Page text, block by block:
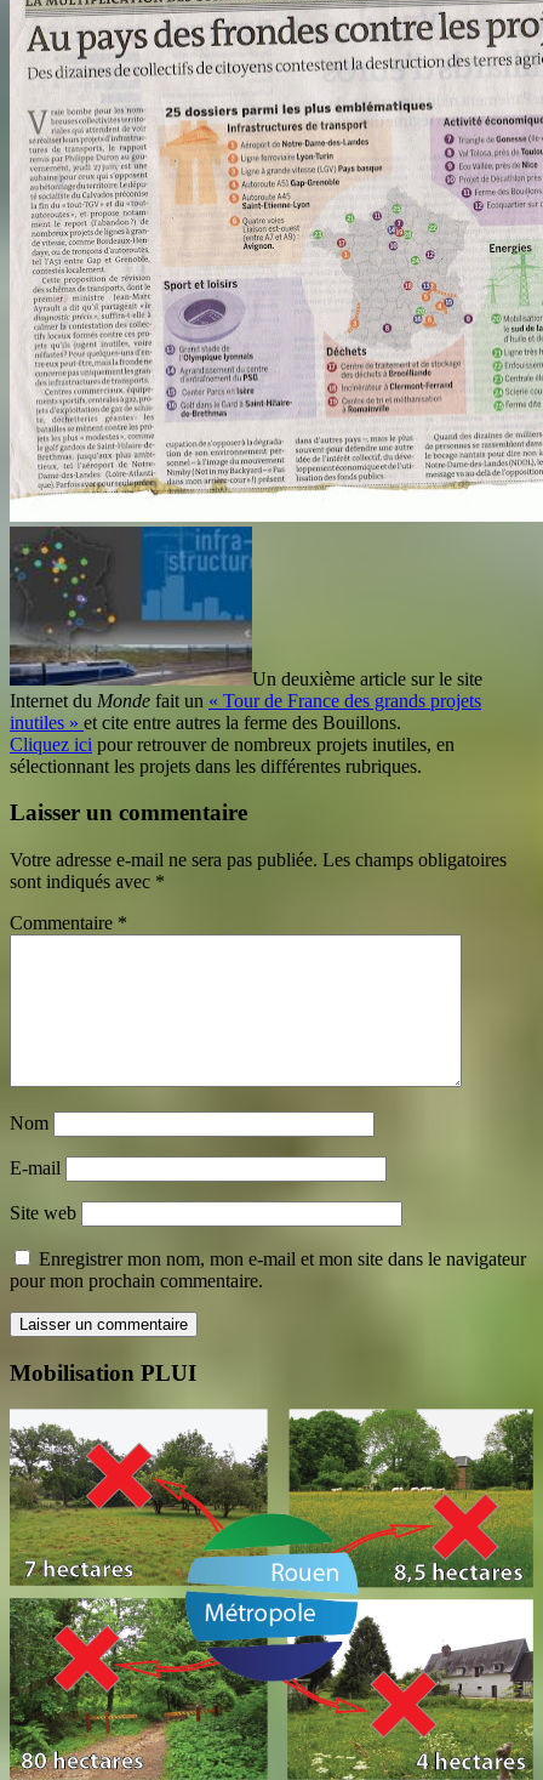
Un deuxième article sur le site
Internet du Monde fait un « Tour de France des grands projets
inutiles » et cite entre autres la ferme des Bouillons.
Cliquez ici pour retrouver de nombreux projets inutiles, en
sélectionnant les projets dans les différentes rubriques.
Laisser un commentaire
Votre adresse e-mail ne sera pas publiée. Les champs obligatoires
sont indiqués avec *
Commentaire *
Nom
E-mail
Site web
Enregistrer mon nom, mon e-mail et mon site dans le navigateur
pour mon prochain commentaire.
Mobilisation PLUI